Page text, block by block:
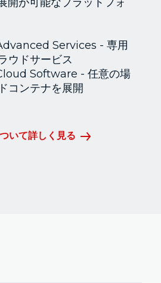
Services - 専用
ウドサービス
Software - 任意の場
コンテナを展開
いて詳しく見る